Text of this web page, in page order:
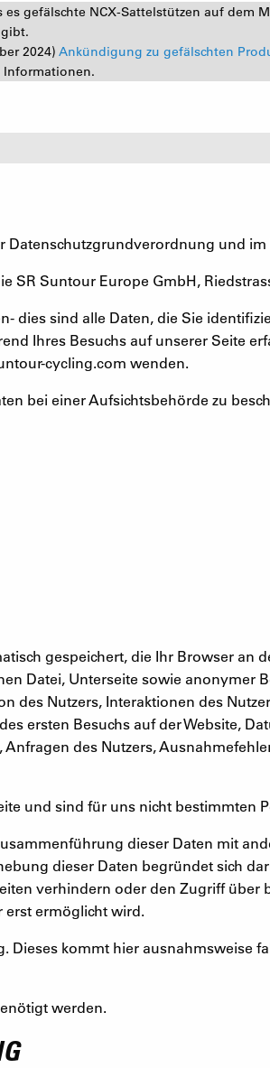
gefälschte NCX-Sattelstützen auf dem
gibt.
2024) Ankündigung zu gefälschten
und
Suntour Europe GmbH,
sind alle Daten, die Sie
Ihres Besuchs auf unserer Seite
cycling.com wenden.
bei einer Aufsichtsbehörde zu
gespeichert, die Ihr Browser an
Datei, Unterseite sowie anonymer
des Nutzers, Interaktionen des
ersten Besuchs auf der Website,
des Nutzers,
und sind für uns nicht bestimmten
dieser Daten mit
dieser Daten begründet sich
verhindern oder den Zugriff
erst ermöglicht wird.
kommt hier ausnahmsweise
werden.